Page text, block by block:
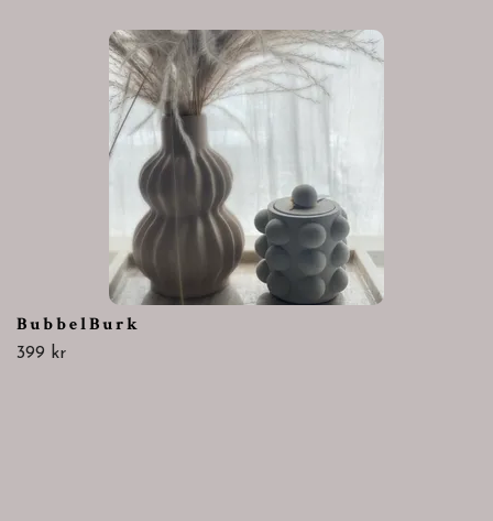
B u b b e l B u r k
399 kr